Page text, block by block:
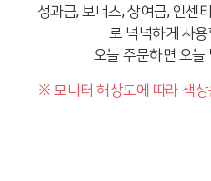
성과금, 보너스, 상여금, 인센
로 넉넉하게 사
오늘 주문하면 오
※ 모니터 해상도에 따라 색